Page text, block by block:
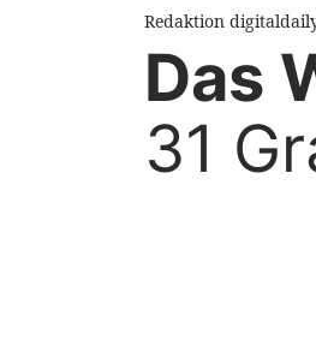
Redaktion
Das
31